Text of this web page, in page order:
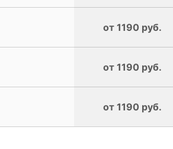
от 1190 руб.
от 1190 руб.
от 1190 руб.